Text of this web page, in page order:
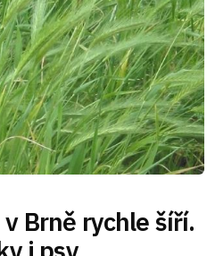
Brně rychle šíří.